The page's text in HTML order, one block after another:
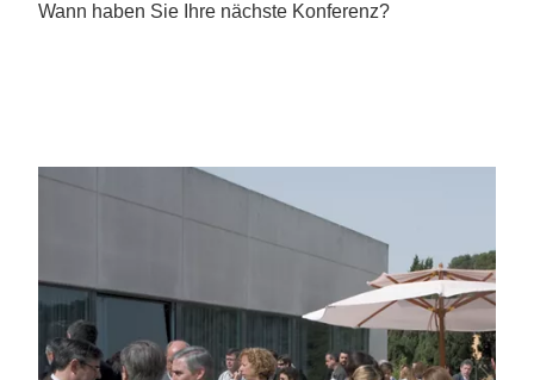
Wann haben Sie Ihre nächste Konferenz?